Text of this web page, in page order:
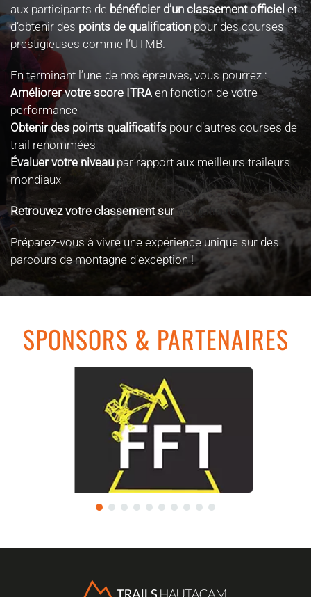
aux participants de bénéficier d’un classement officiel et
d’obtenir des points de qualificationpour des courses
prestigieuses comme l’UTMB.
En terminant l’une de nos épreuves, vous pourrez :
Améliorer votre score ITRA en fonction de votre
performance
Obtenir des points qualificatifs pour d’autres courses de
trail renommées
Évaluer votre niveau par rapport aux meilleurs traileurs
mondiaux
Retrouvez votre classement sur www.itra.run
Préparez-vous à vivre une expérience unique sur des
parcours de montagne d’exception !
SPONSORS & PARTENAIRES